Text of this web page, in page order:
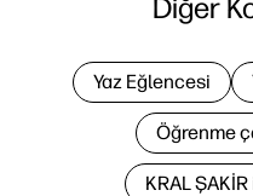
Diğer
Yaz Eğlencesi
Öğrenme
KRAL